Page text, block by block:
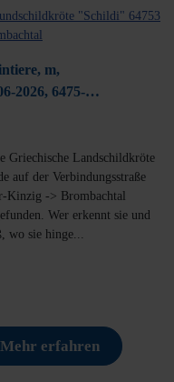
m,
2026, 6475-
Griechische Landschildkröte
auf der Verbindungsstraße
Kinzig -> Brombachtal
Wer erkennt sie und
wo sie hinge...
Mehr erfahren